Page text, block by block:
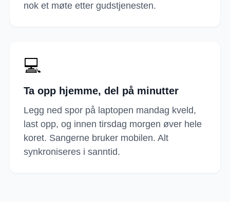
nok et møte etter gudstjenesten.
💻
Ta opp hjemme, del på minutter
Legg ned spor på laptopen mandag kveld,
last opp, og innen tirsdag morgen øver hele
koret. Sangerne bruker mobilen. Alt
synkroniseres i sanntid.